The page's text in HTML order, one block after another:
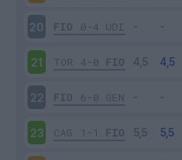
20 FIO 0-4 UDI
21 TOR 4-0 FIO
22 FIO 6-0 GEN
23 CAG 1-1 FIO